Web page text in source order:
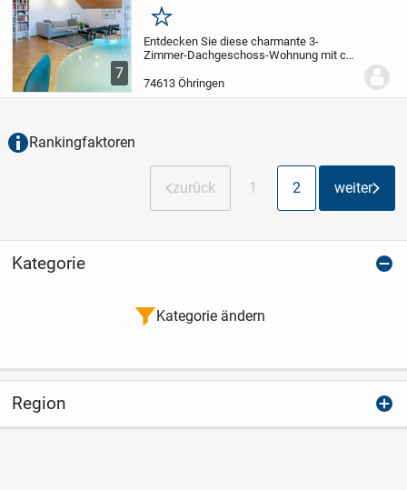
7
Merken
Entdecken Sie diese charmante 3-
Zimmer-Dachgeschoss-Wohnung mit ca.
Parteienwohnhaus und naturnaher sowie
zentrumsnaher Lage in Öhringen!Das
74613 Öhringen
Rankingfaktoren
zurück 1 2 weiter
Kategorie
Kategorie ändern
Region